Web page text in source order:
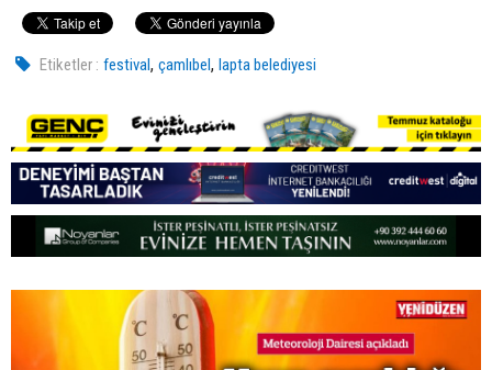
Etiketler : festival,çamlıbel,lapta belediyesi